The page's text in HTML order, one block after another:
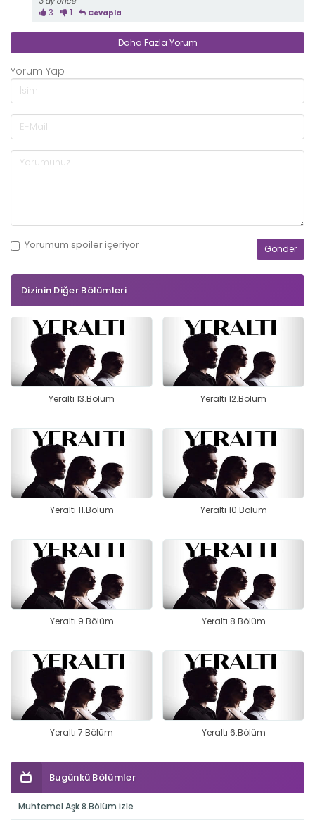
3 1 Cevapla
Daha Fazla Yorum
Yorum Yap
Yorumum spoileriçeriyor
Dizinin Diğer Bölümleri
Yeraltı 13.Bölüm Yeraltı 12.Bölüm
Yeraltı 11.Bölüm Yeraltı 10.Bölüm
Yeraltı 9.Bölüm Yeraltı 8.Bölüm
Yeraltı 7.Bölüm Yeraltı 6.Bölüm
Bugünkü Bölümler
Muhtemel Aşk 8.Bölüm izle